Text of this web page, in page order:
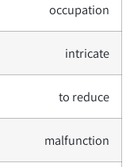
occupation
intricate
to reduce
malfunction